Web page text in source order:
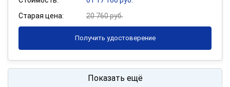
Старая цена:
20 760 руб.
Получить удостоверение
Показать ещё